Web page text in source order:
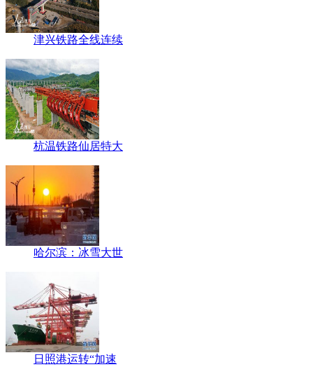
津兴铁路全线连续
杭温铁路仙居特大
哈尔滨：冰雪大世
日照港运转“加速